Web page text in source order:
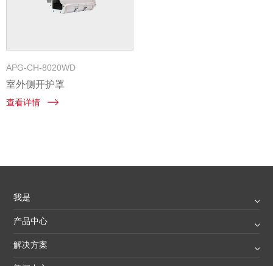
APG-CH-8020WD
室外侧开护罩
查看详情
我是
产品中心
解决方案